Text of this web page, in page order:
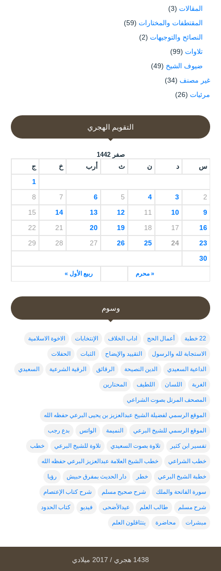
المقالات (3)
المقتطفات والمختارات (59)
النصائح والتوجيهات (2)
تلاوات (99)
ضيوف الشيخ (49)
غير مصنف (34)
مرئيات (26)
التقويم الهجري
صفر 1442
س د ن ث أرب خ ج
« محرم ربيع الأول »
1
2
3
4
5
6
7
8
9
10
11
12
13
14
15
16
17
18
19
20
21
22
23
24
25
26
27
28
29
30
وسوم
22 خطبة أعمال الحج اداب الخلاف الإنتخابات الاخوة الاسلامية
الاستجابة لله والرسول التقييد والإيضاح الثبات الحفلات
الداعية السعيدي الدين النصيحة الرقائق الرقية الشرعية السعيدي
الغربة اللسان اللطيف المحتارين
المصحف المرتل بصوت الشراعي
الموقع الرسمي لفضيلة الشيخ عبدالعزيز بن يحيى البرعي حفظه الله
الموقع الرسمي للشيخ البرعي النميمة الواتس بدع رجب
تفسير ابن كثير تلاوة بصوت السعيدي تلاوة للشيخ البرعي خطب
خطب الشراعي خطب الشيخ العلامة عبدالعزيز البرعي حفظه الله
خطبة الشيخ البرعي خطر دار الحديث بمفرق حبيش رؤيا
سورة الفاتحة والملك شرح صحيح مسلم شرح كتاب الإعتصام
شرح مسلم طالب العلم عيدالأضحى فيديو كتاب الحدود
مبشرات محاضرة يتثاقلون العلم
1438 هجري / 2017 ميلادي